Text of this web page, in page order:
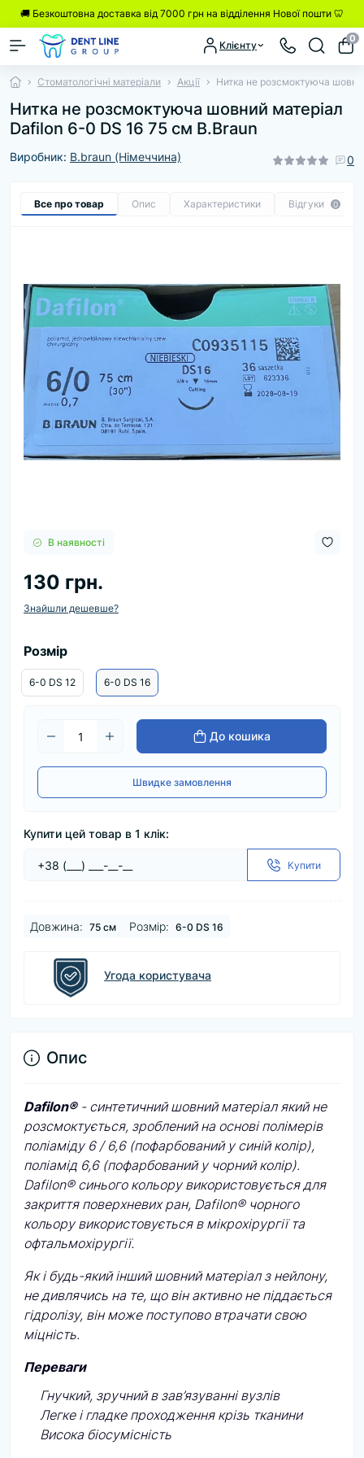
🚚 Безкоштовна доставка від 7000 грн на відділення Нової пошти 🦷
Клієнту
0
Стоматологічні матеріали Акції Нитка не розсмоктуюча
Нитка не розсмоктуюча шовний матеріал
Dafilon 6-0 DS 16 75 см B.Braun
Виробник: B.braun (Німеччина) 0
Все про товар Опис Характеристики Відгуки 0
В наявності
130 грн.
Знайшли дешевше?
Розмір
6-0 DS 12 6-0 DS 16
До кошика
Швидке замовлення
Купити цей товар в 1 клік:
Купити
Довжина: 75 см Розмір: 6-0 DS 16
Угода користувача
Опис
Dafilon®- синтетичний шовний матеріал який не
розсмоктується, зроблений на основі полімерів
поліаміду 6 / 6,6 (пофарбований у синій колір),
поліамід 6,6 (пофарбований у чорний колір).
Dafilon® синього кольору використовується для
закриття поверхневих ран, Dafilon® чорного
кольору використовується в мікрохірургії та
офтальмохірургії.
Як і будь-який інший шовний матеріал з нейлону,
не дивлячись на те, що він активно не піддається
гідролізу, він може поступово втрачати свою
міцність.
Переваги
Гнучкий, зручний в зав’язуванні вузлів
Легке і гладке проходження крізь тканини
Висока біосумісність